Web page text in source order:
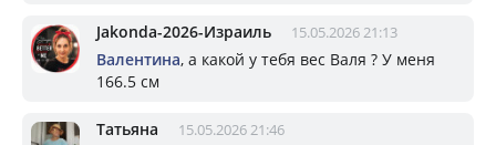
Jakonda-2026-Израиль 15.05.2026 21:13
Валентина, а какой у тебя вес Валя ? У меня
166.5 см
Татьяна 15.05.2026 21:46